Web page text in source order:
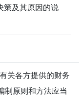
策及其原因的说
关各方提供的财务
制原则和方法应当